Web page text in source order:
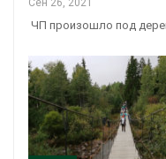
ЧП произошло под